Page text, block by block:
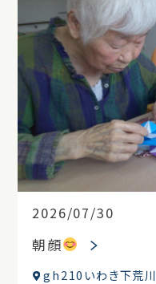
2026/07/30
朝顔
gh210いわき下荒川